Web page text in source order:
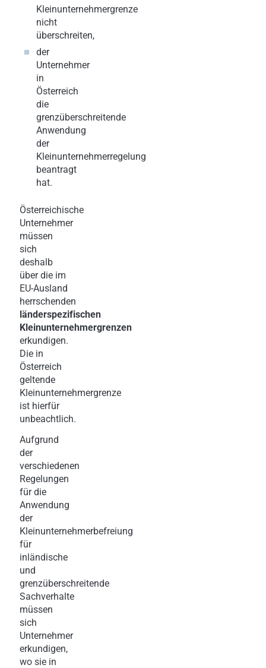
Kleinunternehmergrenze
nicht
überschreiten,
der
Unternehmer
in
Österreich
die
grenzüberschreitende
Anwendung
der
Kleinunternehmerregelung
beantragt
hat.
Österreichische
Unternehmer
müssen
sich
deshalb
über die im
EU-Ausland
herrschenden
länderspezifischen
Kleinunternehmergrenzen
erkundigen.
Die in
Österreich
geltende
Kleinunternehmergrenze
ist hierfür
unbeachtlich.
Aufgrund
der
verschiedenen
Regelungen
für die
Anwendung
der
Kleinunternehmerbefreiung
für
inländische
und
grenzüberschreitende
Sachverhalte
müssen
sich
Unternehmer
erkundigen,
wo sie in